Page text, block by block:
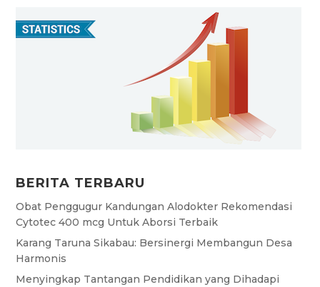
BERITA TERBARU
Obat Penggugur Kandungan Alodokter Rekomendasi
Cytotec 400 mcg Untuk Aborsi Terbaik
Karang Taruna Sikabau: Bersinergi Membangun Desa
Harmonis
Menyingkap Tantangan Pendidikan yang Dihadapi